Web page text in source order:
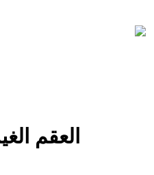
العقم